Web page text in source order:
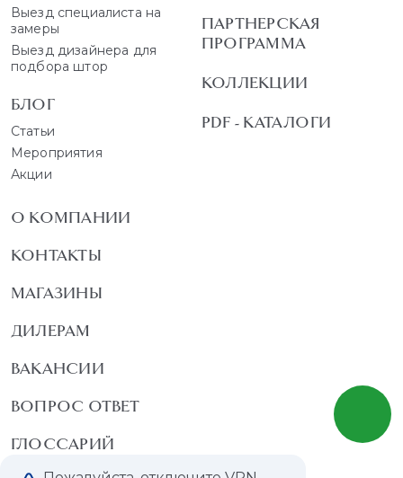
Выезд специалиста на
замеры
Выезд дизайнера для
подбора штор
БЛОГ
Статьи
Мероприятия
Акции
ПАРТНЕРСКАЯ
ПРОГРАММА
КОЛЛЕКЦИИ
PDF - КАТАЛОГИ
О КОМПАНИИ
КОНТАКТЫ
МАГАЗИНЫ
ДИЛЕРАМ
ВАКАНСИИ
ВОПРОС ОТВЕТ
ГЛОССАРИЙ